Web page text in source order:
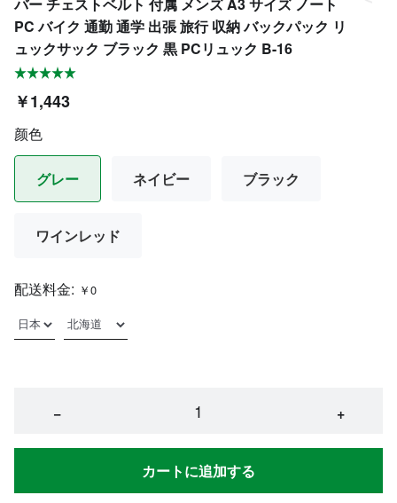
PC バイク 通勤 通学 出張 旅行 収納 バックパック リ
ュックサック ブラック 黒 PCリュック B-16
￥1,443
颜色
グレー ネイビー ブラック
ワインレッド
配送料金: ￥0
− +
カートに追加する